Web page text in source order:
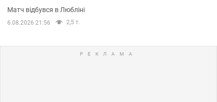
Матч відбувся в Любліні
6.08.2026 21:56 2,5 т.